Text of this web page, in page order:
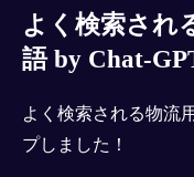
よく検索され
語 by Chat-
よく検索される物流
プしました！